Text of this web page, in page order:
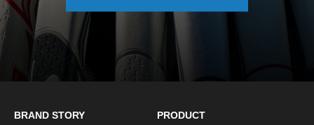
BRAND STORY PRODUCT